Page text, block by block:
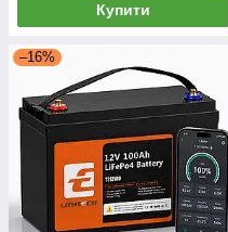
Купити
–16%